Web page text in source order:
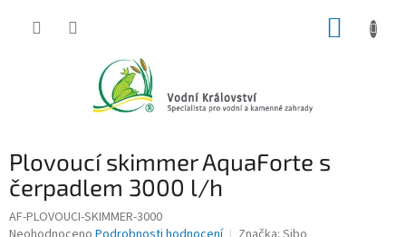
Plovoucí skimmer AquaForte s
čerpadlem 3000 l/h
AF-PLOVOUCI-SKIMMER-3000